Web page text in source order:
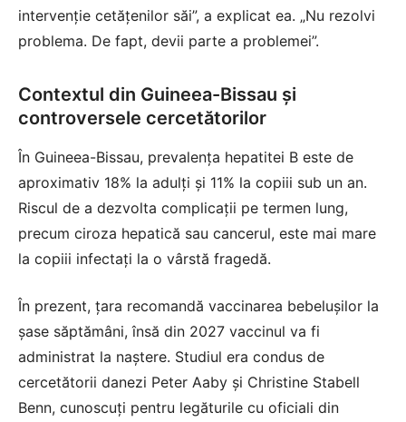
intervenție cetățenilor săi”, a explicat ea. „Nu rezolvi
problema. De fapt, devii parte a problemei”.
Contextul din Guineea-Bissau și
controversele cercetătorilor
În Guineea-Bissau, prevalența hepatitei B este de
aproximativ 18% la adulți și 11% la copiii sub un an.
Riscul de a dezvolta complicații pe termen lung,
precum ciroza hepatică sau cancerul, este mai mare
la copiii infectați la o vârstă fragedă.
În prezent, țara recomandă vaccinarea bebelușilor la
șase săptămâni, însă din 2027 vaccinul va fi
administrat la naștere. Studiul era condus de
cercetătorii danezi Peter Aaby și Christine Stabell
Benn, cunoscuți pentru legăturile cu oficiali din